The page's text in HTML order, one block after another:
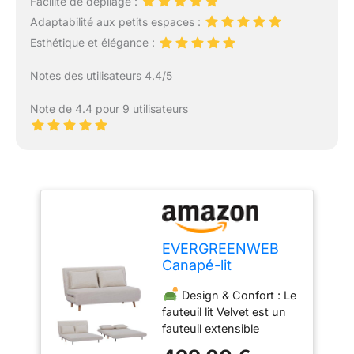
Adaptabilité aux petits espaces :
Esthétique et élégance :
Notes des utilisateurs 4.4/5
Note de 4.4 pour 9 utilisateurs
EVERGREENWEB
Canapé-lit
Places 140 cm en
Tissu Blanc,
Fauteuil-lit Relax
Dossier Réglable 5
Design & Confort : Le
fauteuil lit Velvet est un
fauteuil extensible